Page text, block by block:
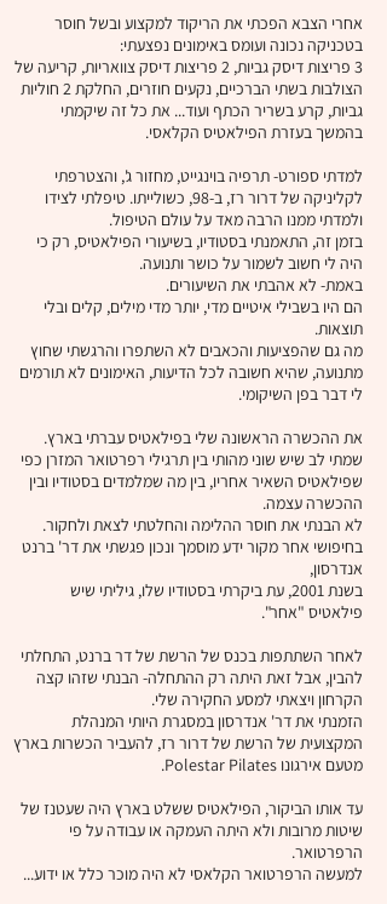
אחרי הצבא הפכתי את הריקוד למקצוע ובשל חוסר
בטכניקה נכונה ועומס באימונים נפצעתי:
3 פריצות דיסק גביות, 2 פריצות דיסק צוואריות, קריעה של
הצולבות בשתי הברכיים, נקעים חוזרים, החלקת 2 חוליות
גביות, קרע בשריר הכתף ועוד... את כל זה שיקמתי
בהמשך בעזרת הפילאטיס הקלאסי.
למדתי ספורט- תרפיה בוינגייט, מחזור ג', והצטרפתי
לקליניקה של דרור רז, ב-98, כשולייתו. טיפלתי לצידו
ולמדתי ממנו הרבה מאד על עולם הטיפול.
בזמן זה, התאמנתי בסטודיו, בשיעורי הפילאטיס, רק כי
היה לי חשוב לשמור על כושר ותנועה.
באמת- לא אהבתי את השיעורים.
הם היו בשבילי איטיים מדי, יותר מדי מילים, קלים ובלי
תוצאות.
מה גם שהפציעות והכאבים לא השתפרו והרגשתי שחוץ
מתנועה, שהיא חשובה לכל הדיעות, האימונים לא תורמים
לי דבר בפן השיקומי.
את ההכשרה הראשונה שלי בפילאטיס עברתי בארץ.
שמתי לב שיש שוני מהותי בין תרגילי רפרטואר המזרן כפי
שפילאטיס השאיר אחריו, בין מה שמלמדים בסטודיו ובין
ההכשרה עצמה.
לא הבנתי את חוסר ההלימה והחלטתי לצאת ולחקור.
בחיפושי אחר מקור ידע מוסמך ונכון פגשתי את דר' ברנט
אנדרסון,
בשנת 2001, עת ביקרתי בסטודיו שלו, גיליתי שיש
פילאטיס "אחר".
לאחר השתתפות בכנס של הרשת של דר ברנט, התחלתי
להבין, אבל זאת היתה רק ההתחלה- הבנתי שזהו קצה
הקרחון ויצאתי למסע החקירה שלי.
הזמנתי את דר' אנדרסון במסגרת היותי המנהלת
המקצועית של הרשת של דרור רז, להעביר הכשרות בארץ
מטעם אירגונו Polestar Pilates.
עד אותו הביקור, הפילאטיס ששלט בארץ היה שעטנז של
שיטות מרובות ולא היתה העמקה או עבודה על פי
הרפרטואר.
למעשה הרפרטואר הקלאסי לא היה מוכר כלל או ידוע...